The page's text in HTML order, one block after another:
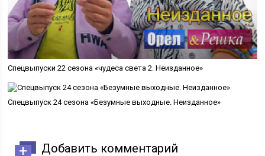
Спецвыпуски 22 сезона «чудеса света 2. Неизданное»
Спецвыпуск 24 сезона «Безумные выходные. Неизданное»
Добавить комментарий